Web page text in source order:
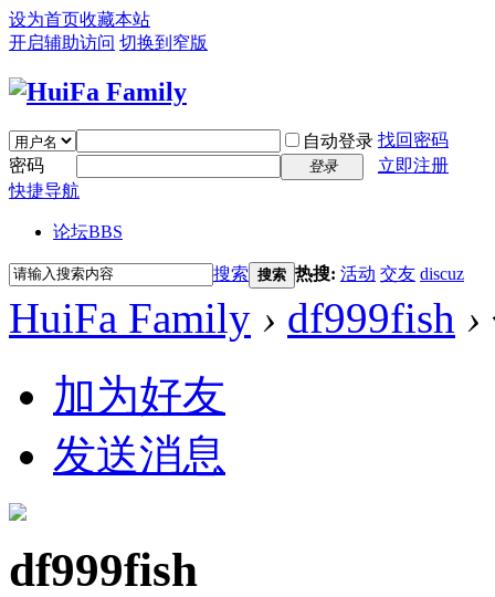
设为首页收藏本站
开启辅助访问 切换到窄版
自动登录 找回密码
密码
登录
立即注册
快捷导航
论坛BBS
搜索 搜索 热搜: 活动 交友 discuz
HuiFa Family › df999fish ›
加为好友
发送消息
df999fish